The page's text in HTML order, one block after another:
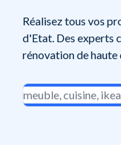
Réalisez tous vos
d'Etat. Des experts
rénovation de haute